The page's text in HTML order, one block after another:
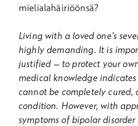
mielialahäiriöönsä?
Living with a loved one’s
highly demanding. It is
justified – to protect your
medical knowledge
cannot be completely cured,
condition. However, with
symptoms of bipolar